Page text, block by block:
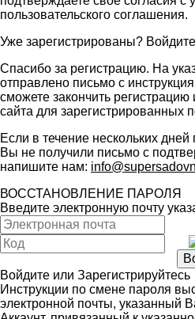
пользовательского соглашения.
Уже зарегистрированы? Войдите
Спасибо за регистрацию. На
отправлено письмо с
сможете закончить регистрацию
сайта для зарегистрированных
Если в течение нескольких
Вы не получили письмо с
напишите нам:
ВОССТАНОВЛЕНИЕ ПАРОЛЯ
Введите электронную почту
Войдите или Зарегистрируйтесь
Инструкции по смене пароля
электронной почты, указанный